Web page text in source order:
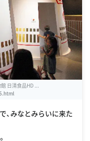
日清食品HD ...
、みなとみらいに来た